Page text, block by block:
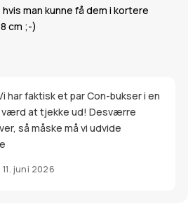
man kunne få dem i kortere
cm ;-)
faktisk et par Con-bukser i en
værd at tjekke ud! Desværre
så måske må vi udvide
11. juni 2026